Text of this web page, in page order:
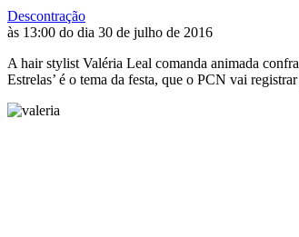
Descontração
às 13:00 do dia 30 de julho de 2016
A hair stylist Valéria Leal comanda animada
Estrelas’ é o tema da festa, que o PCN vai